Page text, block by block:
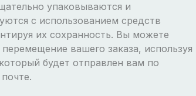
упаковываются и
с использованием средств
их сохранность. Вы можете
вашего заказа, используя
будет отправлен вам по